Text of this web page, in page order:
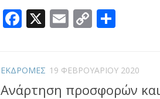
Facebook
X Email
Copy
ΕΚΔΡΟΜΕΣ 19 ΦΕΒΡΟΥΑΡΊΟΥ 2020
Ανάρτηση προσφορών